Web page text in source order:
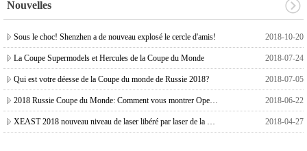
Nouvelles
Sous le choc! Shenzhen a de nouveau explosé le cercle d'amis! 2018-10-20
La Coupe Supermodels et Hercules de la Coupe du Monde 2018-07-24
Qui est votre déesse de la Coupe du monde de Russie 2018? 2018-07-05
2018 Russie Coupe du Monde: Comment vous montrer Open, Enthusiasm and Beauty. 2018-06-22
XEAST 2018 nouveau niveau de laser libéré par laser de la Chine 3D principal fournisseur 2018-04-27